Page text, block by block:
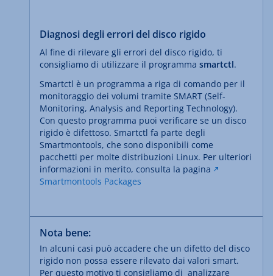
Diagnosi degli errori del disco rigido
Al fine di rilevare gli errori del disco rigido, ti
consigliamo di utilizzare il programma smartctl.
Smartctl è un programma a riga di comando per il
monitoraggio dei volumi tramite SMART (Self-
Monitoring, Analysis and Reporting Technology).
Con questo programma puoi verificare se un disco
rigido è difettoso. Smartctl fa parte degli
Smartmontools, che sono disponibili come
pacchetti per molte distribuzioni Linux. Per ulteriori
informazioni in merito, consulta la pagina
Smartmontools Packages
Nota bene:
In alcuni casi può accadere che un difetto del disco
rigido non possa essere rilevato dai valori smart.
Per questo motivo ti consigliamo di analizzare